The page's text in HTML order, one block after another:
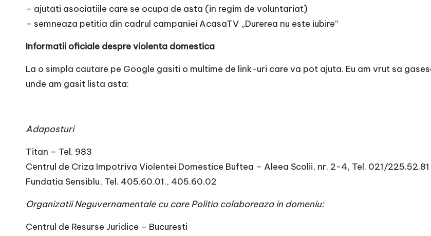
– ajutati asociatiile care se ocupa de asta (in regim de voluntariat)
– semneaza petitia din cadrul campaniei AcasaTV „Durerea nu este iubire”
Informatii oficiale despre violenta domestica
La o simpla cautare pe Google gasiti o multime de link-uri care va pot ajuta. Eu am vrut sa
unde am gasit lista asta:
Adaposturi
Titan – Tel. 983
Centrul de Criza Impotriva Violentei Domestice Buftea – Aleea Scolii, nr. 2-4, Tel. 021/225.52.81
Fundatia Sensiblu, Tel. 405.60.01., 405.60.02
Organizatii Neguvernamentale cu care Politia colaboreaza in domeniu:
Centrul de Resurse Juridice – Bucuresti